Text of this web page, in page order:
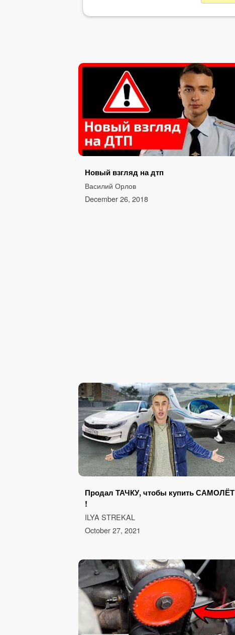
Новый взгляд на дтп
Василий Орлов
December 26, 2018
Продал ТАЧКУ, чтобы купить САМОЛЁТ
!
ILYA STREKAL
October 27, 2021